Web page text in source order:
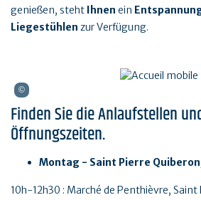
genießen, steht Ihnen ein
Liegestühlen zur Verfügung.
Finden Sie die Anlaufstellen
Öffnungszeiten.
Montag - Saint Pierre
10h-12h30 : Marché de Penthièvre, Saint